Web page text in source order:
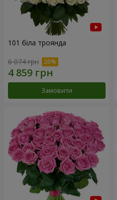
101 біла троянда
6 074 грн
Замовити